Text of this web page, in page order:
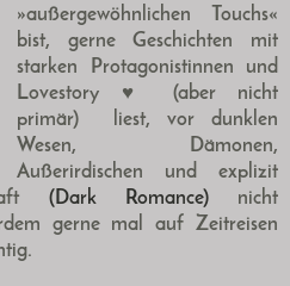
»außergewöhnlichen Touchs«
bist, gerne Geschichten mit
starken Protagonistinnen und
Lovestory ♥ (aber nicht
primär)
liest, vor dunklen
Wesen, Dämonen,
Außerirdischen und explizit
(Dark Romance)nicht
gerne mal auf Zeitreisen